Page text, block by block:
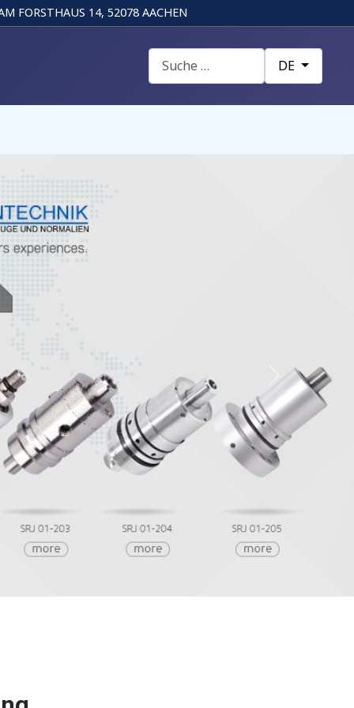
FORSTHAUS 14, 52078 AACHEN
Suchen Sprache
DE
Next